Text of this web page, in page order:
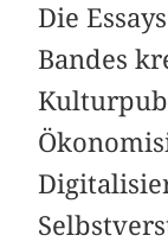
Die
Bandes